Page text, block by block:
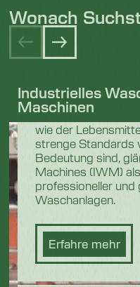
Wonach
In den
Industriesektoren,
wie der
strenge Standards
Bedeutung sind,
Machines (IWM)
professioneller
Waschanlagen.
Erfahre mehr
Industrielles
Maschinen